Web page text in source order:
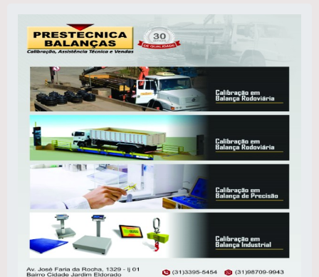
como impressão de etiquetas e dados de
preço, elas garantem agilidade no
atendimento e controle de estoque. Entre os
benefícios estão a redução de erros de
pesagem, aumento da produtividade e
conformidade com as normas fiscais,
facilitando o processo operacional e de
gestão, trazendo agilidade e qualidade ao
seu negócio.